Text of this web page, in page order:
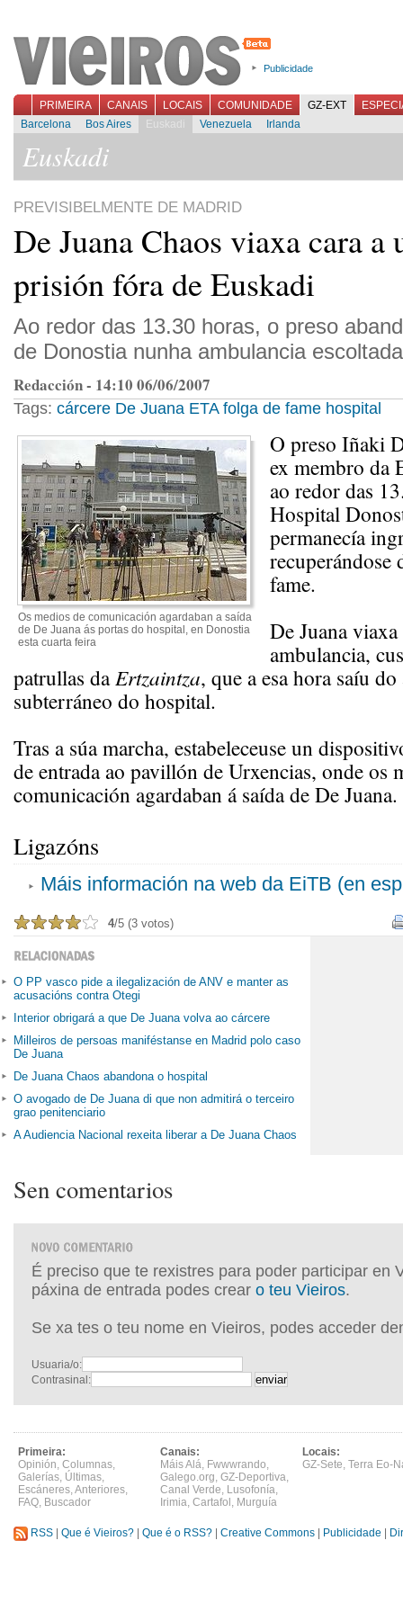
Publicidade
PRIMEIRA CANAIS LOCAIS COMUNIDADE GZ-EXT
Barcelona
Bos Aires Euskadi Venezuela Irlanda
Euskadi
PREVISIBELMENTE DE MADRID
De Juana Chaos viaxa cara a
prisión fóra de Euskadi
Ao redor das 13.30 horas, o preso
de Donostia nunha ambulancia
Redacción - 14:10 06/06/2007
Tags: cárcere De Juana ETA folga de fame hospital
Os medios de comunicación agardaban a saída
de De Juana ás portas do hospital, en Donostia
esta cuarta feira
O preso Iñaki
ex membro da
ao redor das
Hospital
permanecía
recuperándose
fame.
De Juana
ambulancia,
patrullas daErtzaintza, que a esa hora saíu do
subterráneo do hospital.
Tras a súa marcha, estabeleceuse un
de entrada ao pavillón de Urxencias, onde os
comunicación agardaban á saída de De Juana.
Ligazóns
Máis información na web da EiTB (en
4/5 (3 votos)
O PP vasco pide a ilegalización de ANV e manter as
acusacións contra Otegi
Interior obrigará a que De Juana volva ao cárcere
Milleiros de persoas maniféstanse en Madrid polo caso
De Juana
De Juana Chaos abandona o hospital
O avogado de De Juana di que non admitirá o terceiro
grao penitenciario
A Audiencia Nacional rexeita liberar a De Juana Chaos
Sen comentarios
É preciso que te rexistres para poder participar en
páxina de entrada podes crear o teu Vieiros.
Se xa tes o teu nome en Vieiros, podes acceder
Usuaria/o:
Contrasinal:
Primeira:
Opinión, Columnas,
Galerías, Últimas,
Escáneres,Anteriores,
FAQ, Buscador
Canais:
Máis Alá, Fwwwrando,
Galego.org, GZ-Deportiva,
Canal Verde, Lusofonía,
Irimia, Cartafol , Murguía
Locais:
GZ-Sete, Terra Eo-
RSS Que é Vieiros? Que é o RSS? Creative Commons Publicidade